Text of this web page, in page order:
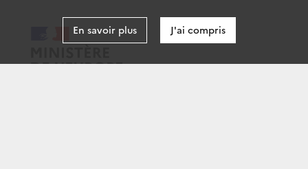
En savoir plus J'ai compris